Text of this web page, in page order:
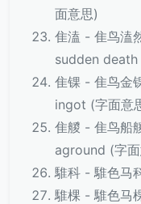
面意思)
隹溘 - 隹鸟溘
sudden death
隹锞 - 隹鸟金
ingot (字面意
隹艐 - 隹鸟船
aground (字
騅科 - 騅色马
騅棵 - 騅色马